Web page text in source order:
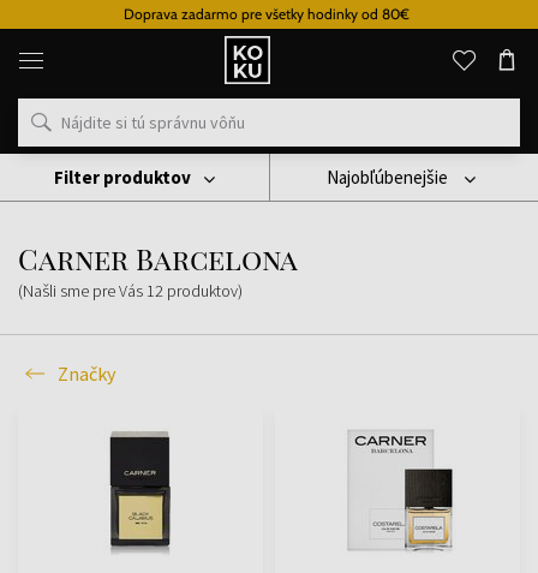
Doprava zadarmo pre všetky hodinky od 80€
Originálne
parfémy
hodinky
na
mieste
Značky
Carner Barcelona
Carner Barcelona
(Našli sme pre Vás 12 produktov)
Najobľúbenejšie
Značky
Filter produktov